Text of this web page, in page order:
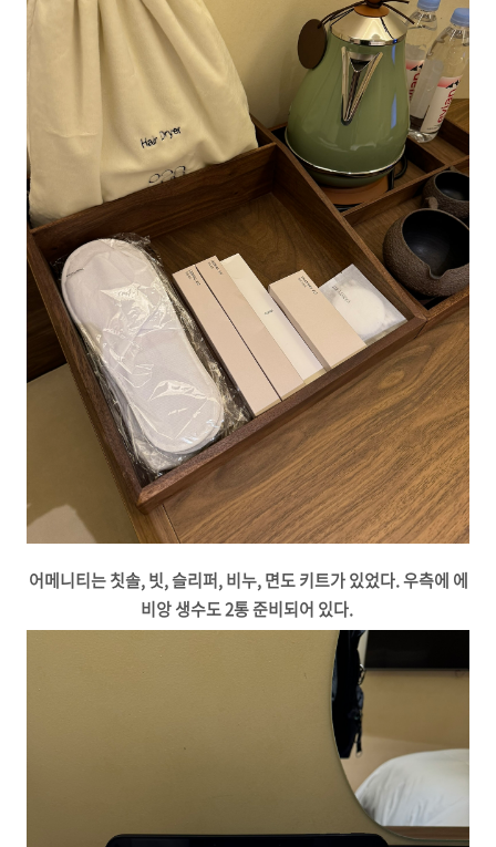
어메니티는 칫솔, 빗, 슬리퍼, 비누, 면도 키트가 있었다. 우측에 에
비앙 생수도 2통 준비되어 있다.